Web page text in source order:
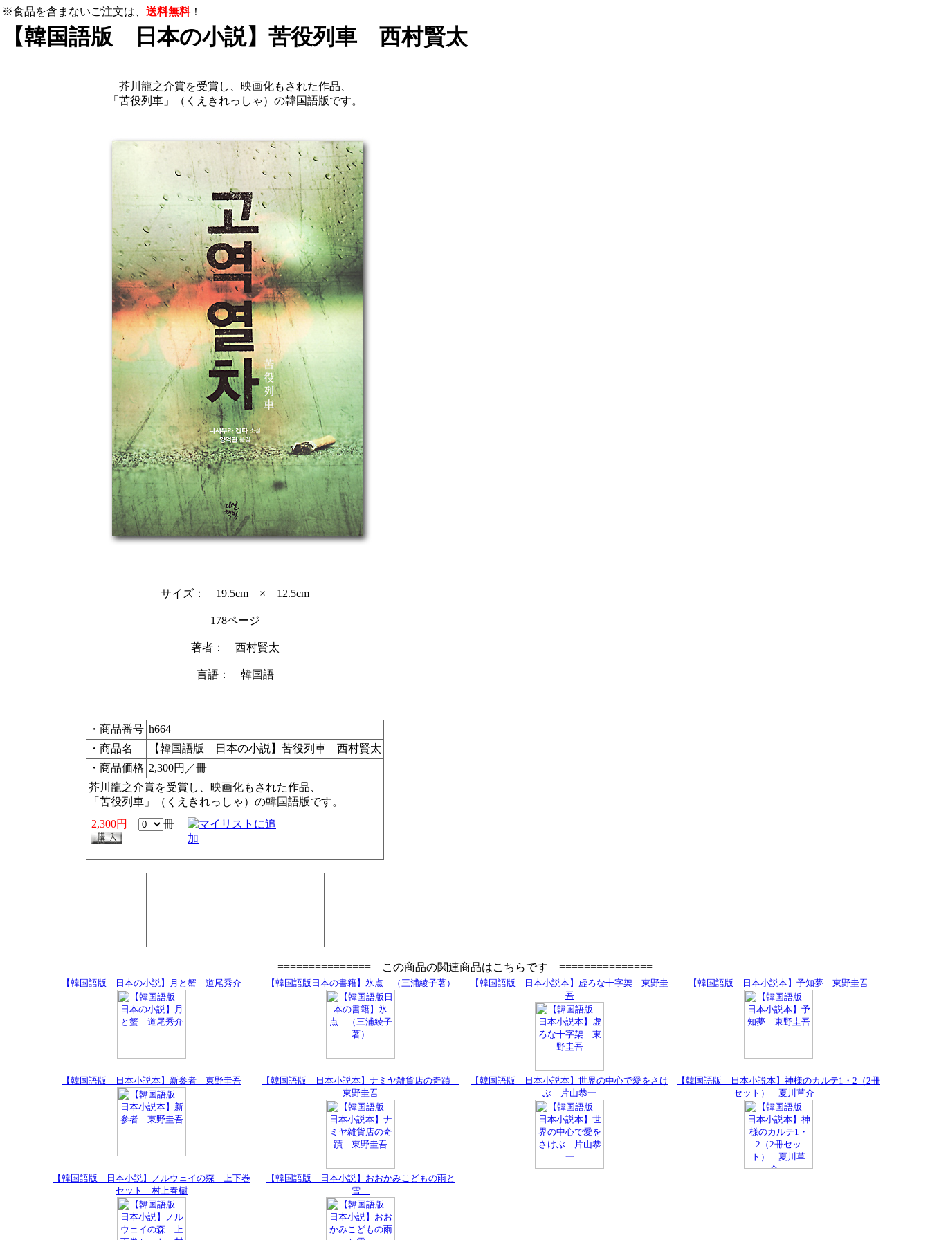
※食品を含まないご注文は、 送料無料！
【韓国語版 日本の小説】苦役列車 西村賢太
芥川龍之介賞を受賞し、映画化もされた作品、
「苦役列車」（くえきれっしゃ）の韓国語版です。
サイズ： 19.5cm × 12.5cm
178ページ
著者： 西村賢太
言語： 韓国語
・商品番号 h664
・商品名
【韓国語版 日本の小説】苦役列車 西村賢太
・商品価格 2,300円／冊
芥川龍之介賞を受賞し、映画化もされた作品、
「苦役列車」（くえきれっしゃ）の韓国語版です。
2,300円
冊
=============== この商品の関連商品はこちらです ===============
【韓国語版 日本の小説】月と蟹 道尾秀介 【韓国語版日本の書籍】氷点 （三浦綾子著）
【韓国語版 日本小説本】虚ろな十字架 東野圭
吾
【韓国語版 日本小説本】予知夢 東野圭吾
【韓国語版 日本小説本】新参者 東野圭吾
【韓国語版 日本小説本】ナミヤ雑貨店の奇蹟
東野圭吾
【韓国語版 日本小説本】世界の中心で愛をさけ
ぶ 片山恭一
【韓国語版 日本小説本】神様のカルテ1・2（2冊
セット） 夏川草介
【韓国語版 日本小説】ノルウェイの森 上下巻
セット 村上春樹
【韓国語版 日本小説】おおかみこどもの雨と
雪